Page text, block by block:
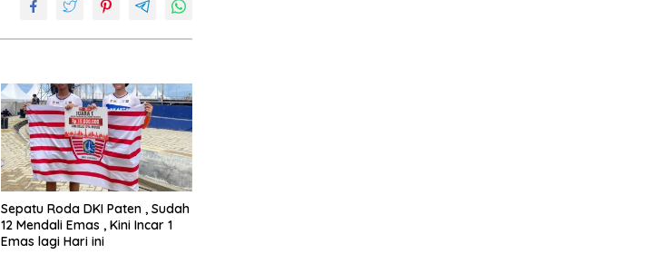
Sepatu Roda DKI Paten , Sudah
12 Mendali Emas , Kini Incar 1
Emas lagi Hari ini